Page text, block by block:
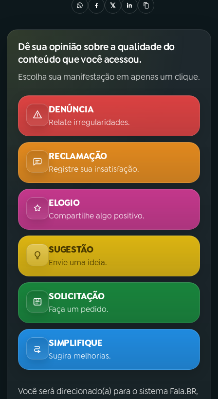
Dê sua opinião sobre a qualidade do
conteúdo que você acessou.
Escolha sua manifestação em apenas um clique.
DENÚNCIA
Relate irregularidades.
RECLAMAÇÃO
Registre sua insatisfação.
ELOGIO
Compartilhe algo positivo.
SUGESTÃO
Envie uma ideia.
SOLICITAÇÃO
Faça um pedido.
SIMPLIFIQUE
Sugira melhorias.
Você será direcionado(a) para o sistema Fala.BR,